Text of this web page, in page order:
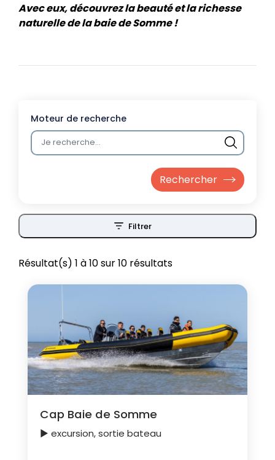
Avec eux, découvrez la beauté et la richesse
naturelle de la baie de Somme !
Moteur de recherche
Filtrer
ouvrir les filtres
Résultat(s) 1 à 10 sur 10 résultats
Cap Baie de Somme
► excursion, sortie bateau